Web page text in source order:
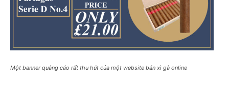
Một banner quảng cáo rất thu hút của một website bán xì gà online